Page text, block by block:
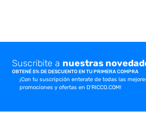
Suscribite a nuestras
OBTENÉ 5% DE DESCUENTO EN TU PRIMERA COMPRA
¡Con tu suscripción enterate de todas las
promociones y ofertas en D'RICCO.COM!